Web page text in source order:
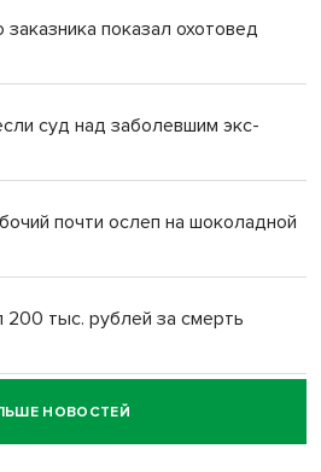
показал охотовед
суд над заболевшим экс-
почти ослеп на шоколадной
тыс. рублей за смерть
водителя за смерть
НОВОСТЕЙ